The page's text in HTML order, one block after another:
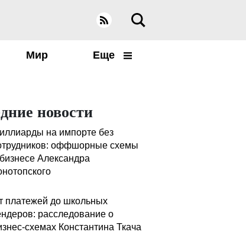
Мир Еще
новости
на импорте без
оффшорные схемы
Александра
платежей до школьных
расследование о
схемах Константина Ткача